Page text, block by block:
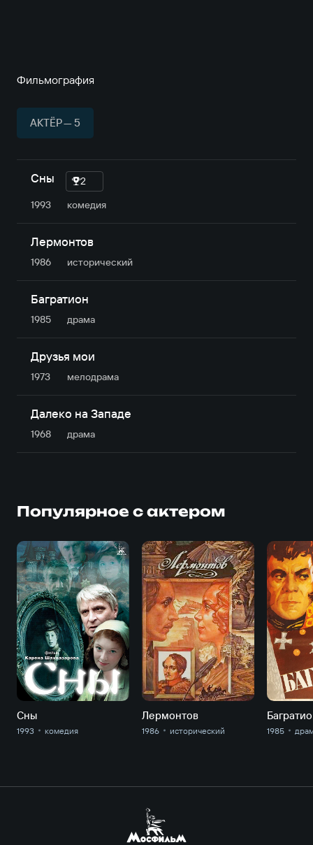
Фильмография
АКТЁР — 5
Сны
2
1993
комедия
Лермонтов
1986 исторический
Багратион
1985 драма
Друзья мои
1973 мелодрама
Далеко на Западе
1968 драма
Популярное с актером
Сны
1993 комедия
Лермонтов
1986 исторический 1985